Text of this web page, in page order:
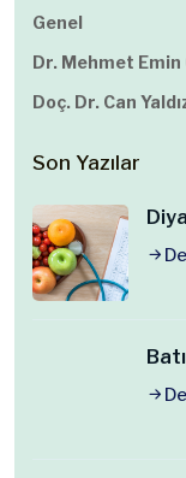
Genel
Dr. Mehmet
Doç. Dr. Can
Son Yazılar